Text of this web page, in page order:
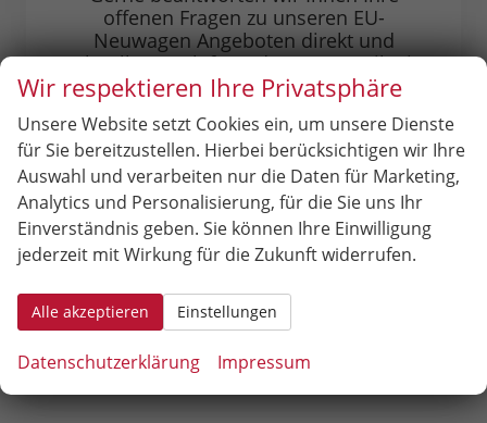
offenen Fragen zu unseren EU-
Neuwagen Angeboten direkt und
schnell am Telefon oder per E-Mail. Sie
erreichen uns unter:
07365 860
Oder über unser Kontaktformular:
Zum Kontaktformular
Wir respektieren Ihre Privatsphäre
Unsere Website setzt Cookies ein, um unsere Dienste
für Sie bereitzustellen. Hierbei berücksichtigen wir Ihre
Auswahl und verarbeiten nur die Daten für Marketing,
Analytics und Personalisierung, für die Sie uns Ihr
Einverständnis geben. Sie können Ihre Einwilligung
jederzeit mit Wirkung für die Zukunft widerrufen.
Alle akzeptieren Einstellungen
Datenschutzerklärung Impressum